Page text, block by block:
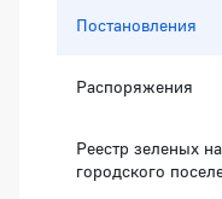
Постановления
Распоряжения
Реестр зеленых
городского